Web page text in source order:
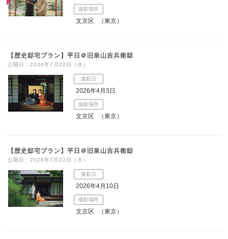
自慢の修正技術
撮影場所
文京区 （東京）
【歴史邸宅プラン】平日＠旧泉山吉兵衛邸
公開日：2026年7月22日（水）
撮影日
2026年4月3日
撮影場所
文京区 （東京）
【歴史邸宅プラン】平日＠旧泉山吉兵衛邸
公開日：2026年7月22日（水）
撮影日
2026年4月10日
撮影場所
文京区 （東京）